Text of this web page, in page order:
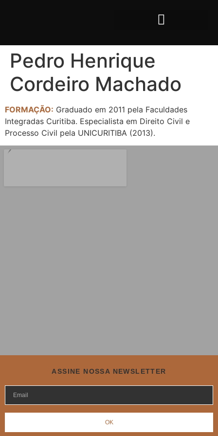
Pedro Henrique
Cordeiro Machado
FORMAÇÃO: Graduado em 2011 pela Faculdades
Integradas Curitiba. Especialista em Direito Civil e
Processo Civil pela UNICURITIBA (2013).
ASSINE NOSSA NEWSLETTER
OK